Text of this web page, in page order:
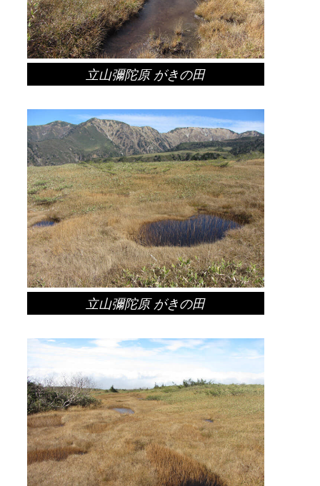
立山彌陀原 がきの田
立山彌陀原 がきの田